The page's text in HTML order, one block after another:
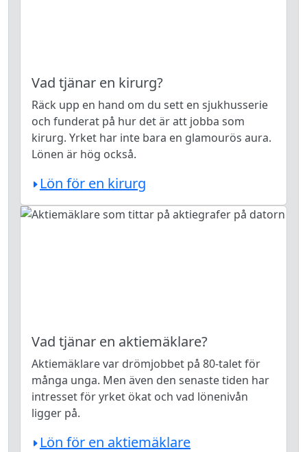
Vad tjänar en kirurg?
Räck upp en hand om du sett en sjukhusserie
och funderat på hur det är att jobba som
kirurg. Yrket har inte bara en glamourös aura.
Lönen är hög också.
Lön för en kirurg
Vad tjänar en aktiemäklare?
Aktiemäklare var drömjobbet på 80-talet för
många unga. Men även den senaste tiden har
intresset för yrket ökat och vad lönenivån
ligger på.
Lön för en aktiemäklare